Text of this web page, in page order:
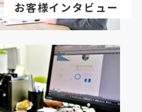
お客様インタビュー